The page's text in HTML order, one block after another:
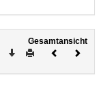
Gesamtansicht
Download
DruckenVorheriges